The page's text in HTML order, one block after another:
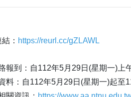
： https://reurl.cc/gZLAWL
報到：自112年5月29日(星期一)上
料：自112年5月29日(星期一)起至